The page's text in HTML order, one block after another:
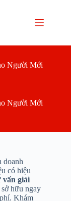
Người Mới
Người Mới
doanh
có hiệu
vấn giải
hữu ngay
Khám